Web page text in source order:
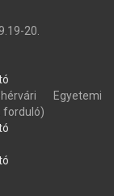
20.
Egyetemi
forduló)